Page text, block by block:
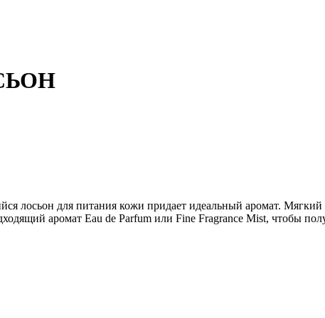
для питания кожи придает идеальный аромат. Мягкий
аромат Eau de Parfum или Fine Fragrance Mist, чтобы